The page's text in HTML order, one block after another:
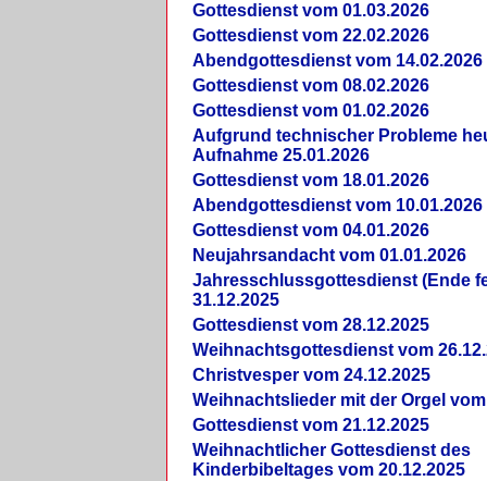
Gottesdienst vom 01.03.2026
Gottesdienst vom 22.02.2026
Abendgottesdienst vom 14.02.2026
Gottesdienst vom 08.02.2026
Gottesdienst vom 01.02.2026
Aufgrund technischer Probleme
Aufnahme 25.01.2026
Gottesdienst vom 18.01.2026
Abendgottesdienst vom 10.01.2026
Gottesdienst vom 04.01.2026
Neujahrsandacht vom 01.01.2026
Jahresschlussgottesdienst (Ende
31.12.2025
Gottesdienst vom 28.12.2025
Weihnachtsgottesdienst vom
Christvesper vom 24.12.2025
Weihnachtslieder mit der Orgel vom
Gottesdienst vom 21.12.2025
Weihnachtlicher Gottesdienst des
Kinderbibeltages vom 20.12.2025